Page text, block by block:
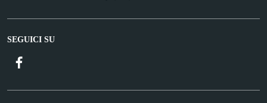
SEGUICI SU